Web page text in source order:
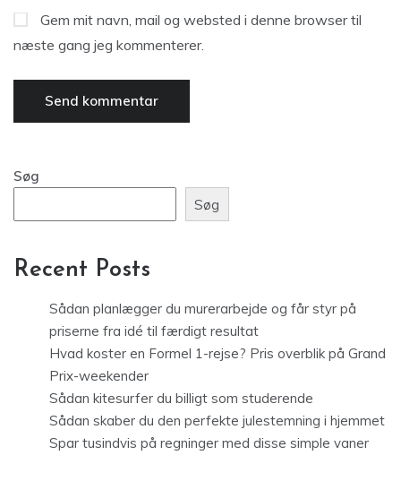
Gem mit navn, mail og websted i denne browser til
næste gang jeg kommenterer.
Søg
Søg
Recent Posts
Sådan planlægger du murerarbejde og får styr på
priserne fra idé til færdigt resultat
Hvad koster en Formel 1-rejse? Pris overblik på Grand
Prix-weekender
Sådan kitesurfer du billigt som studerende
Sådan skaber du den perfekte julestemning i hjemmet
Spar tusindvis på regninger med disse simple vaner